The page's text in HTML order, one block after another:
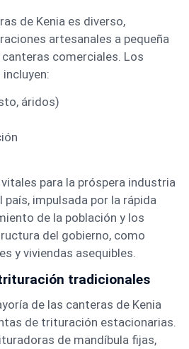
de Kenia es diverso,
artesanales a pequeña
comerciales. Los
áridos)
para la próspera industria
impulsada por la rápida
de la población y los
del gobierno, como
y viviendas asequibles.
tradicionales
de las canteras de Kenia
de trituración estacionarias.
de mandíbula fijas,